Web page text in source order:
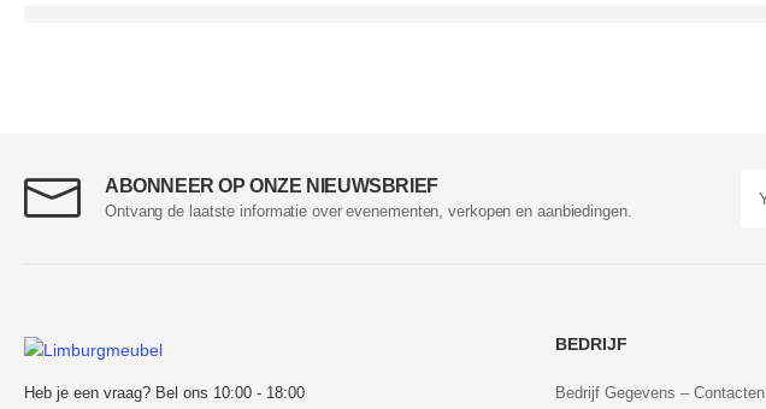
ABONNEER OP ONZE NIEUWSBRIEF
Ontvang de laatste informatie over evenementen, verkopen en aanbiedingen.
Heb je een vraag? Bel ons 10:00 - 18:00
BEDRIJF
Bedrijf Gegevens – Contacten